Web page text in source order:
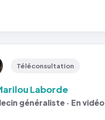
Téléconsultation
Laborde
généraliste · En vidéo